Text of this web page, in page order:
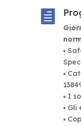

▪
▪
▪ I
▪
▪